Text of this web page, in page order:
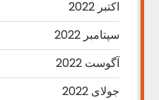
اکتبر 2022
سپتامبر 2022
آگوست 2022
جولای 2022